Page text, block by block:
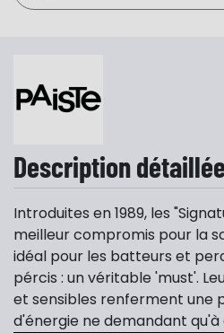
Description détaillée
Introduites en 1989, les
meilleur compromis pour la
idéal pour les batteurs et
pércis : un véritable 'must'.
et sensibles renferment une
d'énergie ne demandant